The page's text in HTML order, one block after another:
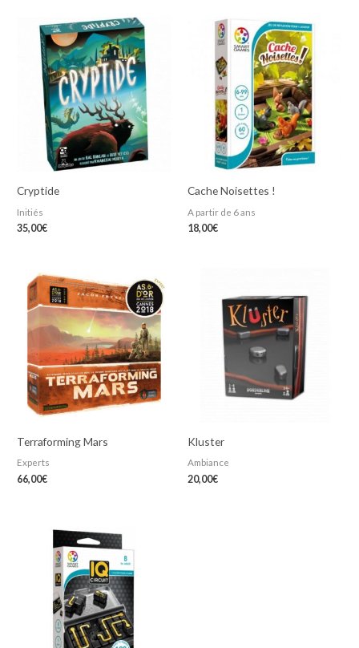
Cryptide
Initiés
35,00€
Cache Noisettes !
A partir de 6 ans
18,00€
Terraforming Mars
Experts
66,00€
Kluster
Ambiance
20,00€